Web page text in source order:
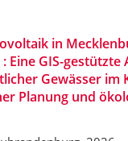
in
Eine GIS-gestützte
Gewässer im
Planung und